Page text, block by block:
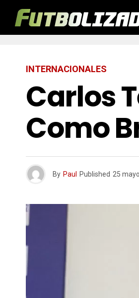
INTERNACIONALES
Carlos
Como
By Paul Published 25